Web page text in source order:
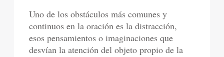
Uno de los obstáculos más comunes y
continuos en la oración es la distracción,
esos pensamientos o imaginaciones que
desvían la atención del objeto propio de la